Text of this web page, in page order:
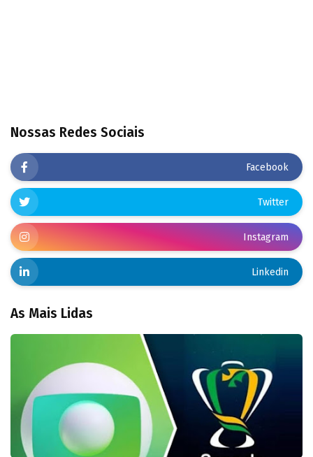
Nossas Redes Sociais
Facebook
Twitter
Instagram
Linkedin
As Mais Lidas